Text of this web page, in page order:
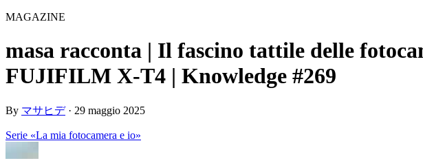
MAGAZINE
masa racconta | Il fascino tattile delle
FUJIFILM X-T4 | Knowledge #269
By マサヒデ · 29 maggio 2025
Serie «La mia fotocamera e io»